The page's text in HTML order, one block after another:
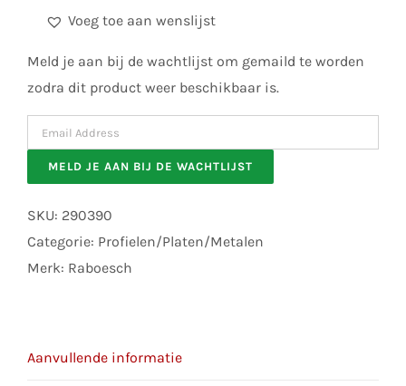
Voeg toe aan wenslijst
Meld je aan bij de wachtlijst om gemaild te worden
zodra dit product weer beschikbaar is.
Enter
your
email
address
to
this
MELD JE AAN BIJ DE WACHTLIJST
SKU: 290390
Categorie: Profielen/Platen/Metalen
Merk: Raboesch
Aanvullende informatie